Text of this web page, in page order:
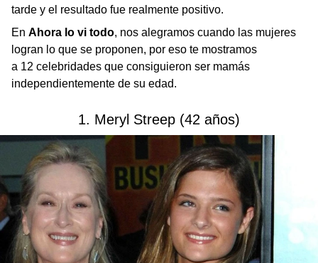
tarde y el resultado fue realmente positivo.
En Ahora lo vi todo, nos alegramos cuando las mujeres
logran lo que se proponen, por eso te mostramos
a 12 celebridades que consiguieron ser mamás
independientemente de su edad.
1. Meryl Streep (42 años)